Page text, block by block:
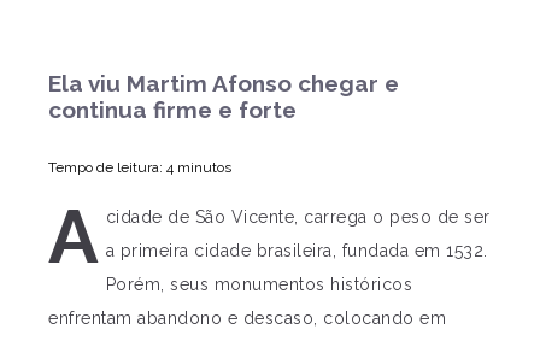
Ela viu Martim Afonso chegar e
continua firme e forte
Tempo de leitura: 4 minutos
A cidade de São Vicente, carrega o peso de ser
a primeira cidade brasileira, fundada em 1532.
Porém, seus monumentos históricos
enfrentam abandono e descaso, colocando em